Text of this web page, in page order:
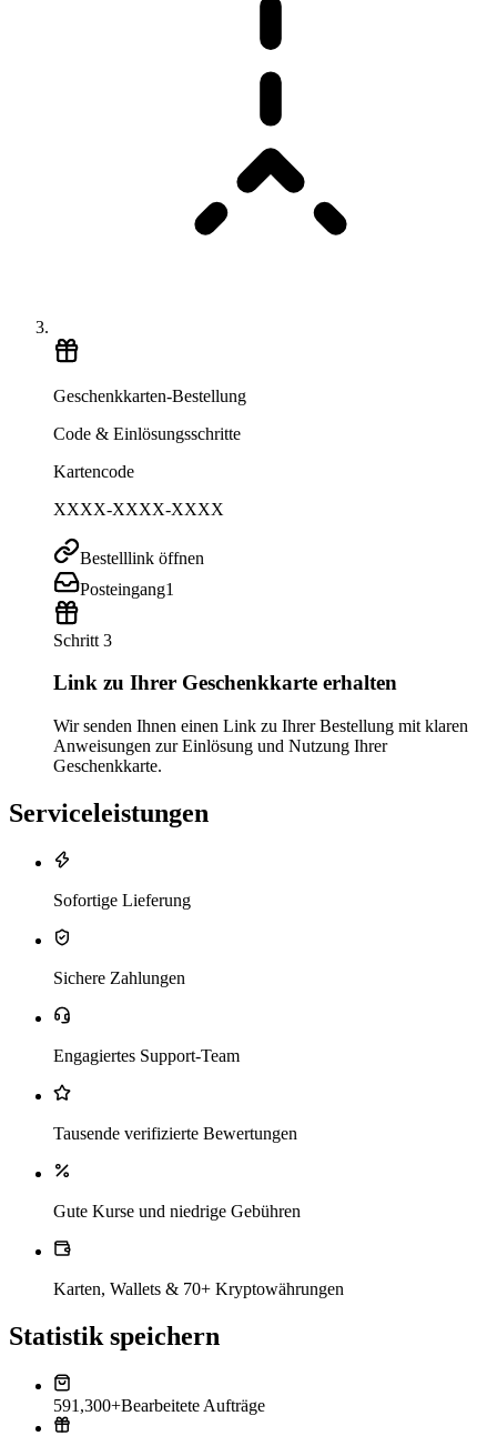
Geschenkkarten-Bestellung
Code & Einlösungsschritte
Kartencode
XXXX-XXXX-XXXX
Bestelllink öffnen
Posteingang1
Schritt 3
Link zu Ihrer Geschenkkarte erhalten
Wir senden Ihnen einen Link zu Ihrer Bestellung mit klaren
Anweisungen zur Einlösung und Nutzung Ihrer
Geschenkkarte.
Serviceleistungen
Sofortige Lieferung
Sichere Zahlungen
Engagiertes Support-Team
Tausende verifizierte Bewertungen
Gute Kurse und niedrige Gebühren
Karten, Wallets & 70+ Kryptowährungen
Statistik speichern
591,300+Bearbeitete Aufträge